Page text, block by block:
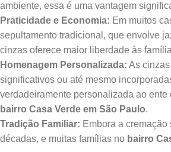
ambiente, essa é uma vantagem
Praticidade e Economia: Em muitos
sepultamento tradicional, que envolve
cinzas oferece maior liberdade às
Homenagem Personalizada: As
significativos ou até mesmo
verdadeiramente personalizada ao
bairro Casa Verde em São Paulo.
Tradição Familiar: Embora a
décadas, e muitas famílias no bairro